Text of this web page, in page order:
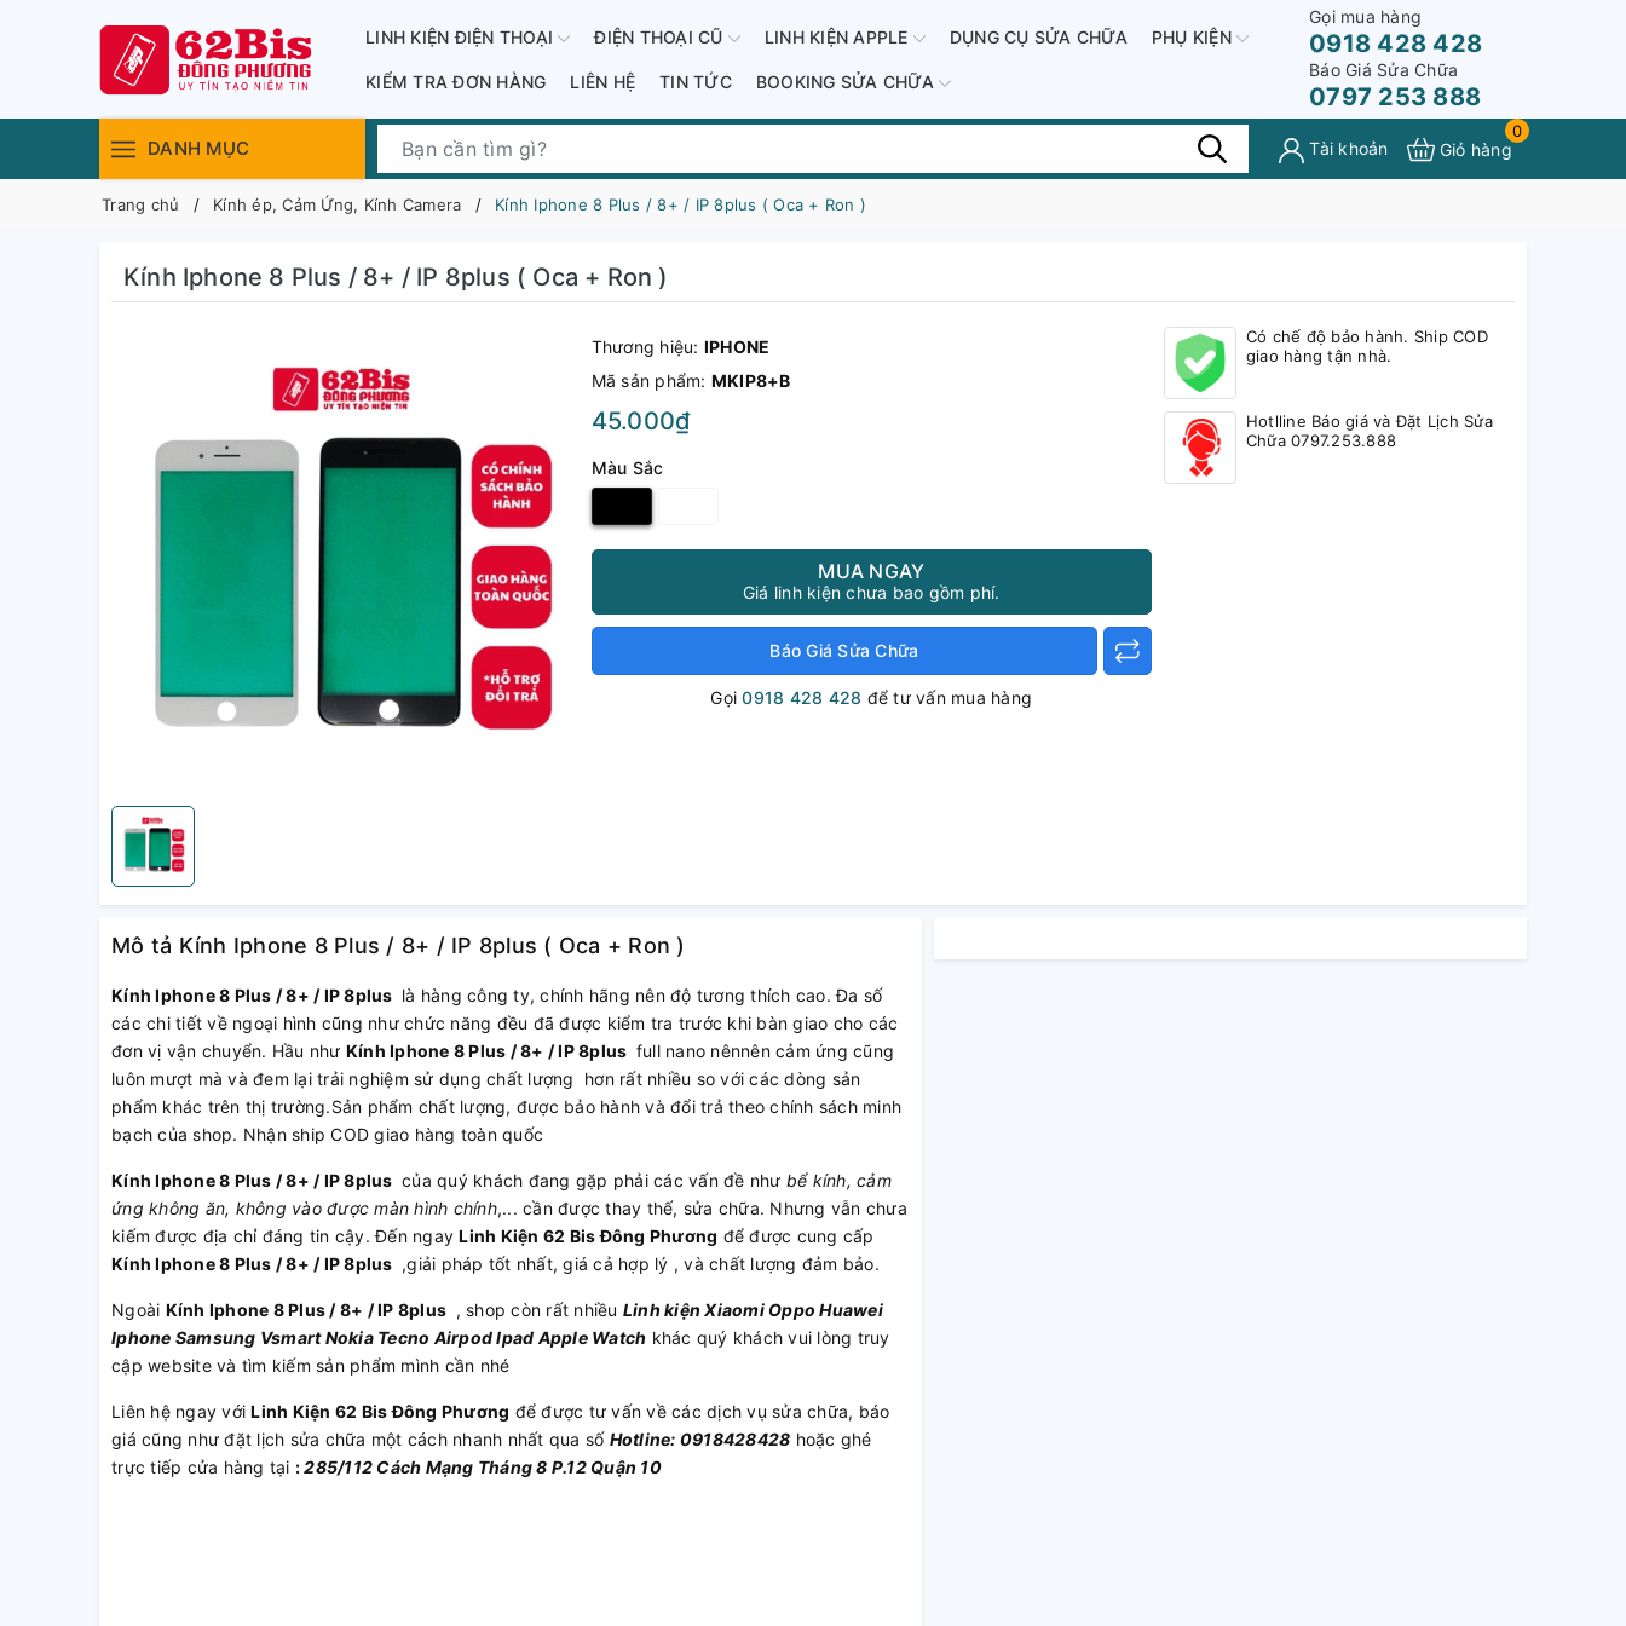
LINH KIỆN ĐIỆN THOẠI ĐIỆN THOẠI CŨ LINH KIỆN APPLE DỤNG CỤ SỬA CHỮA PHỤ KIỆN
KIỂM TRA ĐƠN HÀNG LIÊN HỆ TIN TỨC BOOKING SỬA CHỮA
Gọi mua hàng
0918 428 428
Báo Giá Sửa Chữa
0797 253 888
DANH MỤC Tài khoản
0
Giỏ hàng
Trang chủ Kính ép, Cảm Ứng, Kính Camera Kính Iphone 8 Plus / 8+ / IP 8plus ( Oca + Ron )
Kính Iphone 8 Plus / 8+ / IP 8plus ( Oca + Ron )
Thương hiệu: IPHONE
Mã sản phẩm: MKIP8+B
45.000₫
Màu Sắc
MUA NGAY
Giá linh kiện chưa bao gồm phí.
Báo Giá Sửa Chữa
Gọi0918 428 428 để tư vấn mua hàng
Có chế độ bảo hành. Ship COD
giao hàng tận nhà.
Hotlline Báo giá và Đặt Lịch Sửa
Chữa 0797.253.888
Mô tả Kính Iphone 8 Plus / 8+ / IP 8plus ( Oca + Ron )
Kính Iphone 8 Plus / 8+ / IP 8plus là hàng công ty, chính hãng nên độ tương thích cao. Đa số
các chi tiết về ngoại hình cũng như chức năng đều đã được kiểm tra trước khi bàn giao cho các
đơn vị vận chuyển. Hầu như Kính Iphone 8 Plus / 8+ / IP 8plus full nano nênnên cảm ứng cũng
luôn mượt mà và đem lại trải nghiệm sử dụng chất lượng hơn rất nhiều so với các dòng sản
phẩm khác trên thị trường.Sản phẩm chất lượng, được bảo hành và đổi trả theo chính sách minh
bạch của shop. Nhận ship COD giao hàng toàn quốc
Kính Iphone 8 Plus / 8+ / IP 8plus của quý khách đang gặp phải các vấn đề như bể kính, cảm
ứng không ăn, không vào được màn hình chính,... cần được thay thế, sửa chữa. Nhưng vẫn chưa
kiếm được địa chỉ đáng tin cậy. Đến ngayLinh Kiện 62 Bis Đông Phương để được cung cấp
Kính Iphone 8 Plus / 8+ / IP 8plus ,giải pháp tốt nhất, giá cả hợp lý , và chất lượng đảm bảo.
Ngoài Kính Iphone 8 Plus / 8+ / IP 8plus , shop còn rất nhiều Linh kiệnXiaomi Oppo Huawei
Iphone Samsung Vsmart Nokia Tecno AirpodIpad Apple Watch khác quý khách vui lòng truy
cập website và tìm kiếm sản phẩm mình cần nhé
Liên hệ ngay vớiLinh Kiện 62 Bis Đông Phương để được tư vấn về các dịch vụ sửa chữa, báo
giá cũng như đặt lịch sửa chữa một cách nhanh nhất qua số Hotline: 0918428428 hoặc ghé
trực tiếp cửa hàng tại :285/112 Cách Mạng Tháng 8 P.12 Quận 10